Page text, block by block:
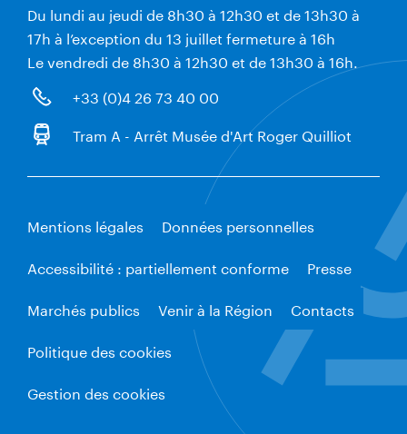
Du lundi au jeudi de 8h30 à 12h30 et de 13h30 à
17h à l’exception du 13 juillet fermeture à 16h
Le vendredi de 8h30 à 12h30 et de 13h30 à 16h.
+33 (0)4 26 73 40 00
Tram A - Arrêt Musée d'Art Roger Quilliot
Mentions légales
Données personnelles
Accessibilité : partiellement conforme
Presse
Marchés publics
Venir à la Région
Contacts
Politique des cookies
Gestion des cookies